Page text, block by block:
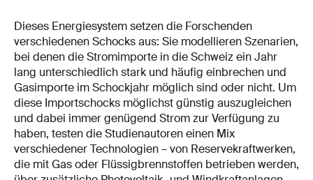
Dieses Energiesystem setzen die Forschenden
verschiedenen Schocks aus: Sie modellieren Szenarien,
bei denen die Stromimporte in die Schweiz ein Jahr
lang unterschiedlich stark und häufig einbrechen und
Gasimporte im Schockjahr möglich sind oder nicht. Um
diese Importschocks möglichst günstig auszugleichen
und dabei immer genügend Strom zur Verfügung zu
haben, testen die Studienautoren einen Mix
verschiedener Technologien – von Reservekraftwerken,
die mit Gas oder Flüssigbrennstoffen betrieben werden,